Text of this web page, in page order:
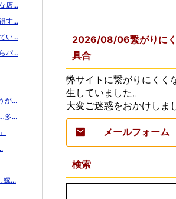
店...
す...
い...
パ...
が...
多...
嫁...
2026/08/06繋がりに
具合
弊サイトに繋がりにくく
生していました。
大変ご迷惑をおかけしま
メールフォーム
検索